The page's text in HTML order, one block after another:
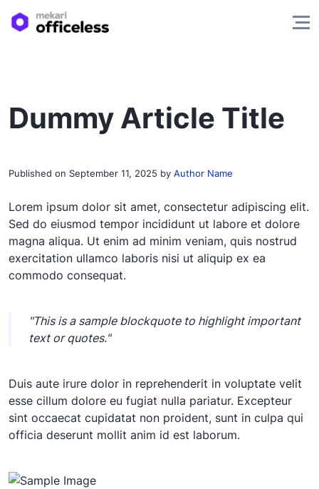
Dummy Article Title
Published on September 11, 2025 by Author Name
Lorem ipsum dolor sit amet, consectetur adipiscing elit.
Sed do eiusmod tempor incididunt ut labore et dolore
magna aliqua. Ut enim ad minim veniam, quis nostrud
exercitation ullamco laboris nisi ut aliquip ex ea
commodo consequat.
"This is a sample blockquote to highlight important
text or quotes."
Duis aute irure dolor in reprehenderit in voluptate velit
esse cillum dolore eu fugiat nulla pariatur. Excepteur
sint occaecat cupidatat non proident, sunt in culpa qui
officia deserunt mollit anim id est laborum.